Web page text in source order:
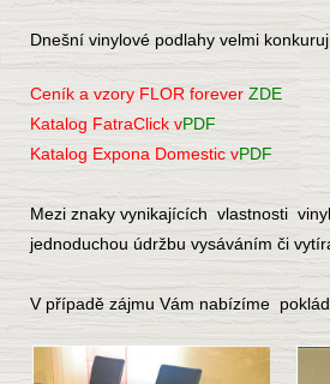
Dnešní vinylové podlahy velmi
Ceník a vzory FLOR forever ZDE
Katalog FatraClick vPDF
Katalog Expona Domestic vPDF
Mezi znaky vynikajících vlastnosti
jednoduchou údržbu vysáváním či
V případě zájmu Vám nabízíme